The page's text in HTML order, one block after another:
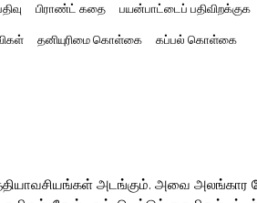
பிராண்ட் கதை பயன்பாட்டைப் பதிவிறக்குக
தனியுரிமை கொள்கை கப்பல் கொள்கை
அடங்கும். அவை அலங்கார